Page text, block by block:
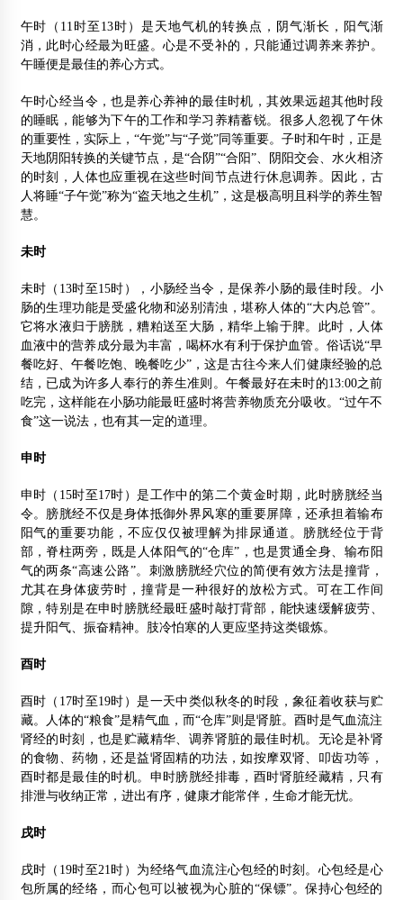
午时（11时至13时）是天地气机的转换点，阴气渐长，阳气渐
消，此时心经最为旺盛。心是不受补的，只能通过调养来养护。
午睡便是最佳的养心方式。
午时心经当令，也是养心养神的最佳时机，其效果远超其他时段
的睡眠，能够为下午的工作和学习养精蓄锐。很多人忽视了午休
的重要性，实际上，“午觉”与“子觉”同等重要。子时和午时，正是
天地阴阳转换的关键节点，是“合阴”“合阳”、阴阳交会、水火相济
的时刻，人体也应重视在这些时间节点进行休息调养。因此，古
人将睡“子午觉”称为“盗天地之生机”，这是极高明且科学的养生智
慧。
未时
未时（13时至15时），小肠经当令，是保养小肠的最佳时段。小
肠的生理功能是受盛化物和泌别清浊，堪称人体的“大内总管”。
它将水液归于膀胱，糟粕送至大肠，精华上输于脾。此时，人体
血液中的营养成分最为丰富，喝杯水有利于保护血管。俗话说“早
餐吃好、午餐吃饱、晚餐吃少”，这是古往今来人们健康经验的总
结，已成为许多人奉行的养生准则。午餐最好在未时的13:00之前
吃完，这样能在小肠功能最旺盛时将营养物质充分吸收。“过午不
食”这一说法，也有其一定的道理。
申时
申时（15时至17时）是工作中的第二个黄金时期，此时膀胱经当
令。膀胱经不仅是身体抵御外界风寒的重要屏障，还承担着输布
阳气的重要功能，不应仅仅被理解为排尿通道。膀胱经位于背
部，脊柱两旁，既是人体阳气的“仓库”，也是贯通全身、输布阳
气的两条“高速公路”。刺激膀胱经穴位的简便有效方法是撞背，
尤其在身体疲劳时，撞背是一种很好的放松方式。可在工作间
隙，特别是在申时膀胱经最旺盛时敲打背部，能快速缓解疲劳、
提升阳气、振奋精神。肢冷怕寒的人更应坚持这类锻炼。
酉时
酉时（17时至19时）是一天中类似秋冬的时段，象征着收获与贮
藏。人体的“粮食”是精气血，而“仓库”则是肾脏。酉时是气血流注
肾经的时刻，也是贮藏精华、调养肾脏的最佳时机。无论是补肾
的食物、药物，还是益肾固精的功法，如按摩双肾、叩齿功等，
酉时都是最佳的时机。申时膀胱经排毒，酉时肾脏经藏精，只有
排泄与收纳正常，进出有序，健康才能常伴，生命才能无忧。
戌时
戌时（19时至21时）为经络气血流注心包经的时刻。心包经是心
包所属的经络，而心包可以被视为心脏的“保镖”。保持心包经的